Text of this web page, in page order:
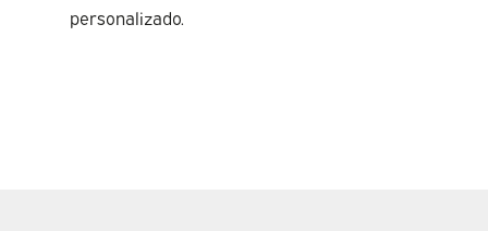
personalizado.